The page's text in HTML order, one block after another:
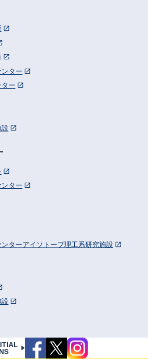
ター
ー
ター
ターアイソトープ理工系研究施設